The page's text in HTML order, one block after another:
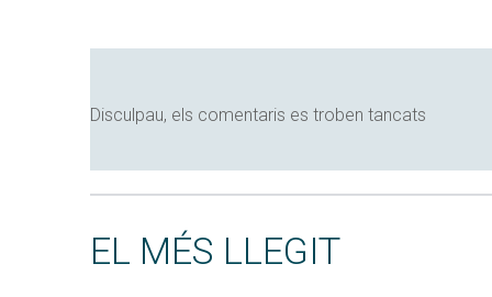
Disculpau, els comentaris es troben tancats
EL MÉS LLEGIT